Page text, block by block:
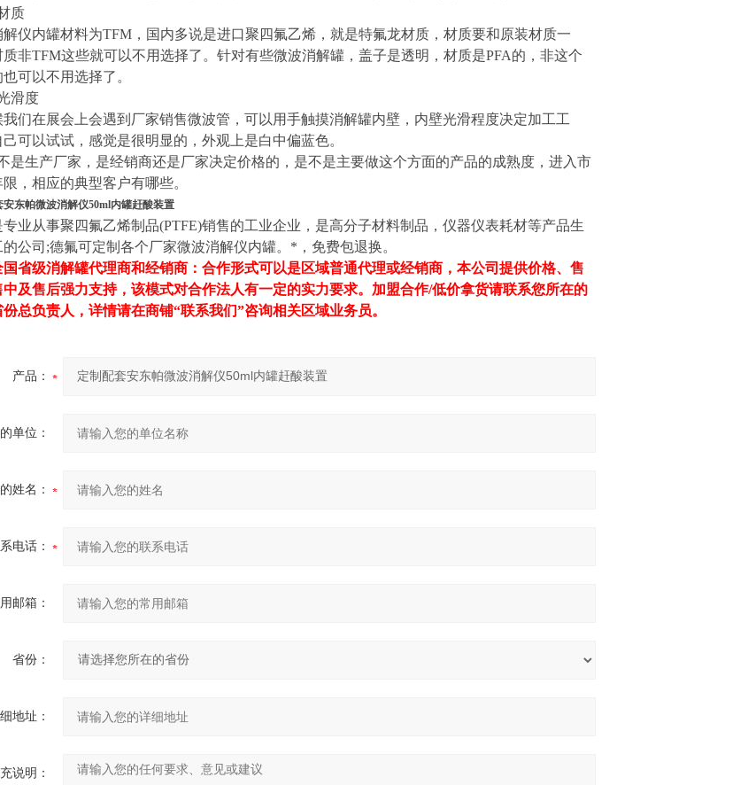
质
解仪内罐材料为TFM，国内多说是进口聚四氟乙烯，就是特氟龙材质，材质要和原装材质一
质非TFM这些就可以不用选择了。针对有些微波消解罐，盖子是透明，材质是PFA的，非这个
可以不用选择了。
滑度
我们在展会上会遇到厂家销售微波管，可以用手触摸消解罐内壁，内壁光滑程度决定加工工
可以试试，感觉是很明显的，外观上是白中偏蓝色。
是生产厂家，是经销商还是厂家决定价格的，是不是主要做这个方面的产品的成熟度，进入市
，相应的典型客户有哪些。
安东帕微波消解仪50ml内罐赶酸装置
专业从事聚四氟乙烯制品(PTFE)销售的工业企业，是高分子材料制品，仪器仪表耗材等产品生
的公司;德氟可定制各个厂家微波消解仪内罐。*，免费包退换。
国省级消解罐代理商和经销商：合作形式可以是区域普通代理或经销商，本公司提供价格、售
中及售后强力支持，该模式对合作法人有一定的实力要求。加盟合作/低价拿货请联系您所在的
份总负责人 ， 详情请在商铺“联系我们”咨询相关区域业务员。
产品：
单位：
姓名：
电话：
邮箱：
省份：
地址：
说明：